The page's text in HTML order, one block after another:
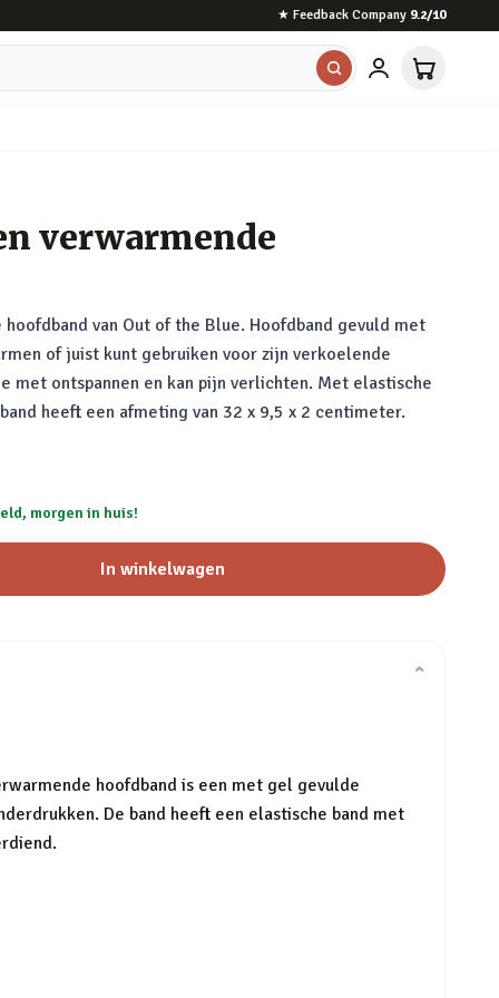
★ Feedback Company 9.2/10
verwarmende
van Out of the Blue. Hoofdband gevuld met
of juist kunt gebruiken voor zijn verkoelende
met ontspannen en kan pijn verlichten. Met elastische
heeft een afmeting van 32 x 9,5 x 2 centimeter.
morgen in huis!
In winkelwagen
⌄
hoofdband is een met gel gevulde
De band heeft een elastische band met